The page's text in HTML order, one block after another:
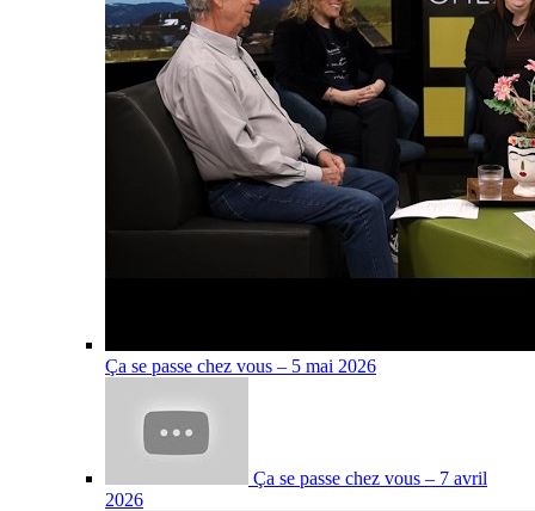
Ça se passe chez vous – 5 mai 2026
Ça se passe chez vous – 7 avril
2026